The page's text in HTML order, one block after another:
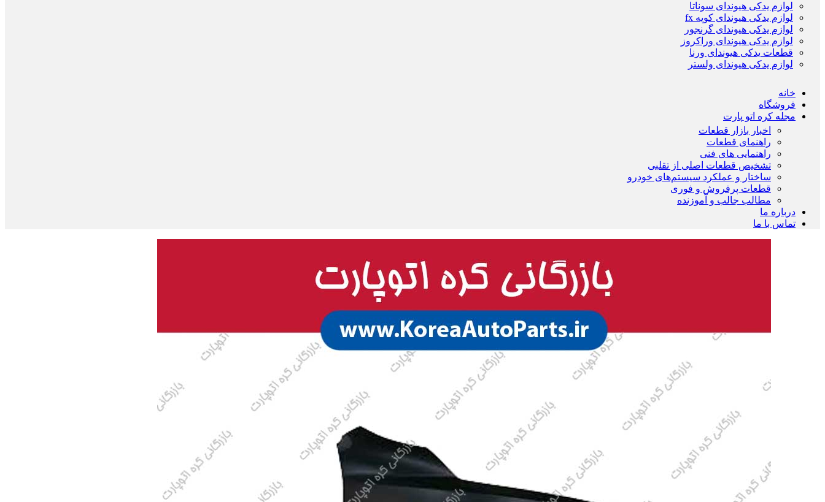
لوازم یدکی هیوندای سوناتا
لوازم یدکی هیوندای کوپه fx
لوازم یدکی هیوندای گرنجور
لوازم یدکی هیوندای وراکروز
قطعات یدکی هیوندای ورنا
لوازم یدکی هیوندای ولستر
خانه
فروشگاه
مجله کره اتو پارت
اخبار بازار قطعات
راهنمای قطعات
راهنمایی های فنی
تشخیص قطعات اصلی از تقلبی
ساختار و عملکرد سیستم‌های خودرو
قطعات پرفروش و فوری
مطالب جالب و آموزنده
درباره ما
تماس با ما